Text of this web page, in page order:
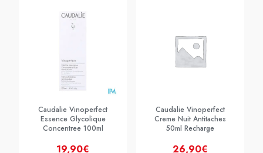
Caudalie Vinoperfect
Essence Glycolique
Concentree 100ml
19,90€
Caudalie Vinoperfect
Creme Nuit Antitaches
50ml Recharge
26,90€